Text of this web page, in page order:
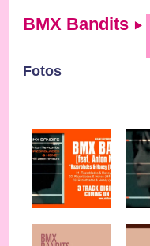
BMX Bandits
Fotos